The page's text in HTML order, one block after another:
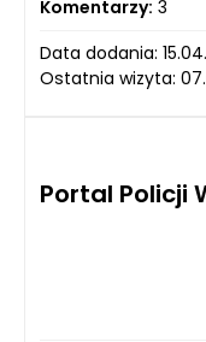
Komentarzy: 3
Data dodania:
Ostatnia wizyta:
Portal Policji